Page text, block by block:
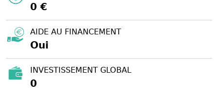
0 €
AIDE AU FINANCEMENT
Oui
INVESTISSEMENT GLOBAL
0